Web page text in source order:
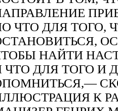
ЧТО ДЛЯ ТОГО,
НАЙТИ
ЧТО ДЛЯ ТОГО И
К